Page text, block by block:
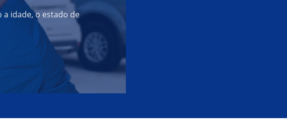
idade, o estado de